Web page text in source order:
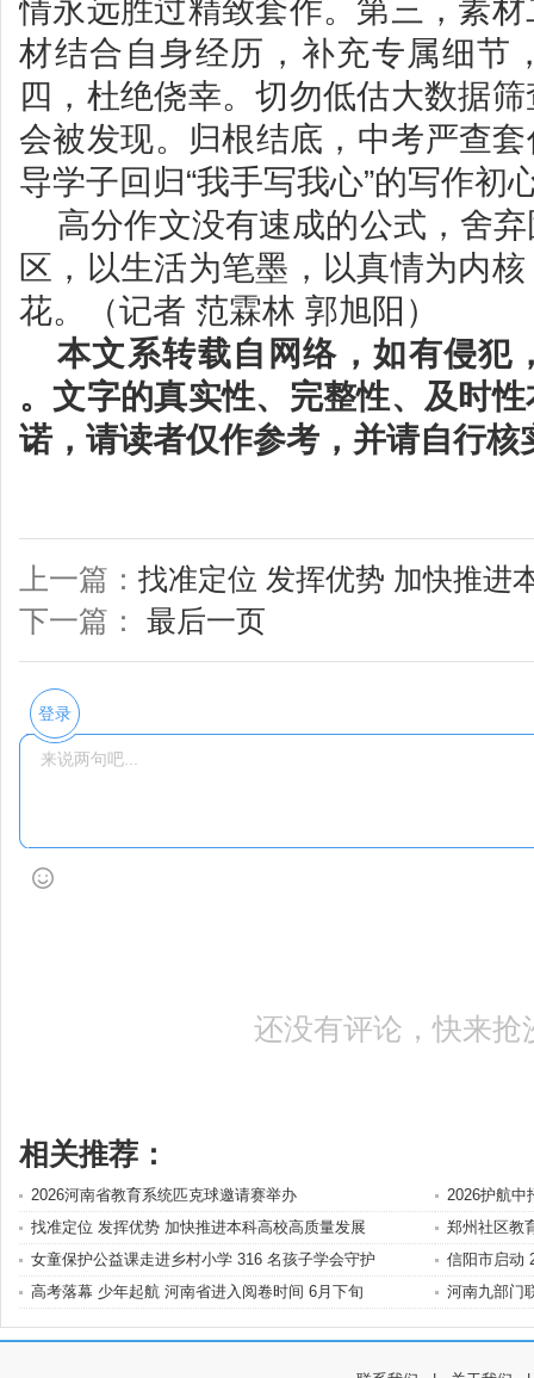
情永远胜过精致套作。第三，素
材结合自身经历，补充专属细节
四，杜绝侥幸。切勿低估大数据
会被发现。归根结底，中考严查
导学子回归“我手写我心”的写作初
高分作文没有速成的公式，舍
区，以生活为笔墨，以真情为内
花。（记者 范霖林 郭旭阳）
本文系转载自网络，如有侵犯
。文字的真实性、完整性、及时
诺，请读者仅作参考，并请自行核
上一篇： 找准定位 发挥优势 加快推进
下一篇： 最后一页
登录
还没有评论，快来抢
相关推荐：
2026河南省教育系统匹克球邀请赛举办
2026护航中
找准定位 发挥优势 加快推进本科高校高质量发展
郑州社区教
女童保护公益课走进乡村小学 316 名孩子学会守护
信阳市启动
高考落幕 少年起航 河南省进入阅卷时间 6月下旬
河南九部门